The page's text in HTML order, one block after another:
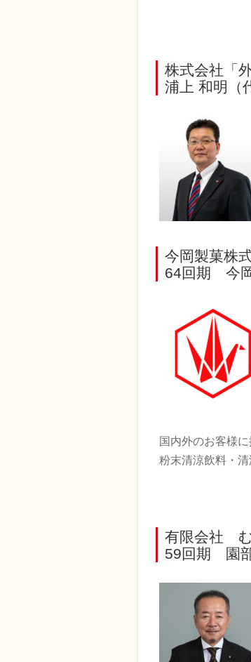
株式会社「外
浦上 和明（
今岡製菓株
64回期 今
国内外のお客様に
粉末清涼飲料・
有限会社
59回期 園